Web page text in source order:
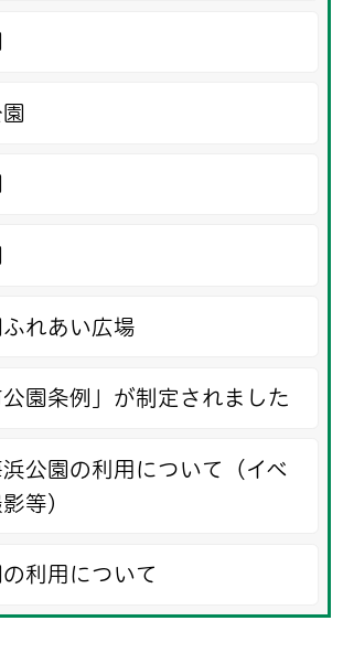
れあい広場
公園条例」が制定されました
公園の利用について（イベ
等）
利用について